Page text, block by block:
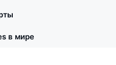
в мире